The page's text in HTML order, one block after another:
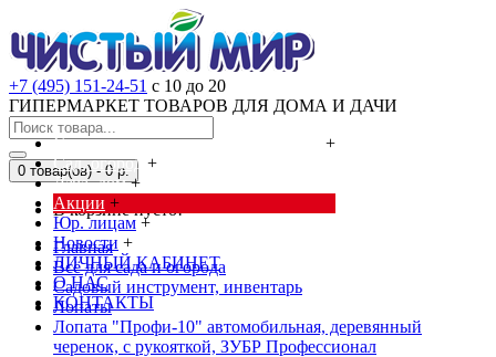
+7 (495) 151-24-51 с 10 до 20
ГИПЕРМАРКЕТ ТОВАРОВ ДЛЯ ДОМА И ДАЧИ
Cредства от насекомых и грызунов
+
Сад, огород +
Дача, дом +
Акции +
Юр. лицам +
Новости +
ЛИЧНЫЙ КАБИНЕТ
О НАС
КОНТАКТЫ
0 товар(ов) - 0 р.
В корзине пусто!
Главная
Всё для сада и огорода
Садовый инструмент, инвентарь
Лопаты
Лопата "Профи-10" автомобильная, деревянный
черенок, с рукояткой, ЗУБР Профессионал